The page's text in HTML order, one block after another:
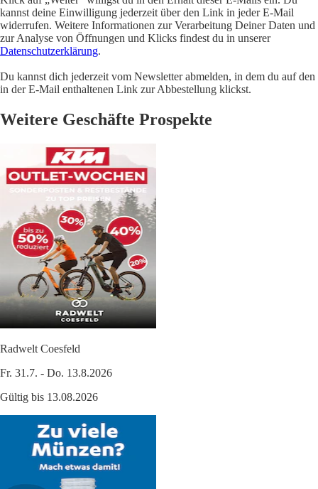
kannst deine Einwilligung jederzeit über den Link in jeder E-Mail
widerrufen. Weitere Informationen zur Verarbeitung Deiner Daten und
zur Analyse von Öffnungen und Klicks findest du in unserer
Datenschutzerklärung.
Du kannst dich jederzeit vom Newsletter abmelden, in dem du auf den
in der E-Mail enthaltenen Link zur Abbestellung klickst.
Weitere Geschäfte Prospekte
Radwelt Coesfeld
Fr. 31.7. - Do. 13.8.2026
Gültig bis 13.08.2026